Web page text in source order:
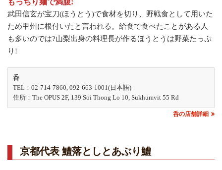
もっちり麺で満腹!
武田信玄が宝刀(ほうとう)で食材を切り、野戦食として用いた
ため甲州に根付いたと言われる。給食で食べたことがある人
も多いのでは?山梨出身の料理長が作るほうとうは野菜たっぷ
り!
呑
TEL：02-714-7860, 092-663-1001(日本語)
住所：The OPUS 2F, 139 Soi Thong Lo 10, Sukhumvit 55 Rd
呑の店舗詳細
京都代表 鱧落としとあぶり鱧